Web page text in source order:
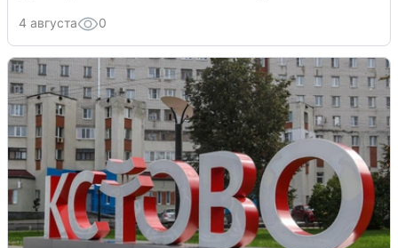
4 августа 0